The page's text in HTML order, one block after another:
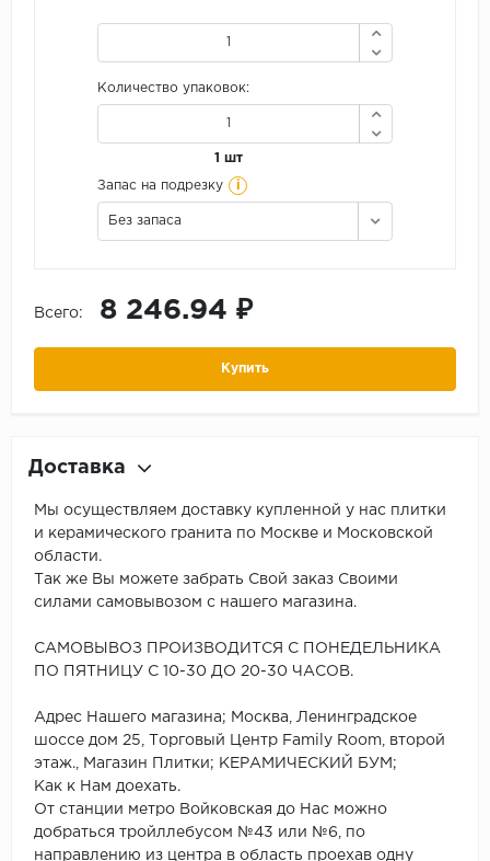
Количество упаковок:
1 шт
Запас на подрезку i
Без запаса
Всего: 8 246.94 ₽
Купить
Доставка
Мы осуществляем доставку купленной у нас плитки
и керамического гранита по Москве и Московской
области.
Так же Вы можете забрать Свой заказ Своими
силами самовывозом с нашего магазина.
САМОВЫВОЗ ПРОИЗВОДИТСЯ С ПОНЕДЕЛЬНИКА
ПО ПЯТНИЦУ С 10-30 ДО 20-30 ЧАСОВ.
Адрес Нашего магазина; Москва, Ленинградское
шоссе дом 25, Торговый Центр Family Room, второй
этаж., Магазин Плитки; КЕРАМИЧЕСКИЙ БУМ;
Как к Нам доехать.
От станции метро Войковская до Нас можно
добраться тройллебусом №43 или №6, по
направлению из центра в область проехав одну